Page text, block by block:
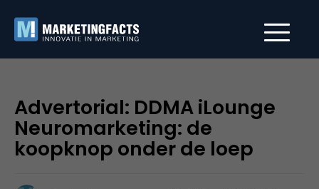
Advertorial: DDMA iLounge
Neuromarketing: de
koopknop onder de loep